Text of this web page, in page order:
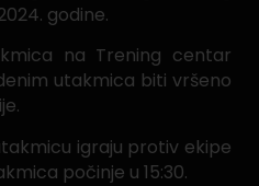
godine.
na Trening centar
utakmica biti vršeno
igraju protiv ekipe
počinje u 15:30.